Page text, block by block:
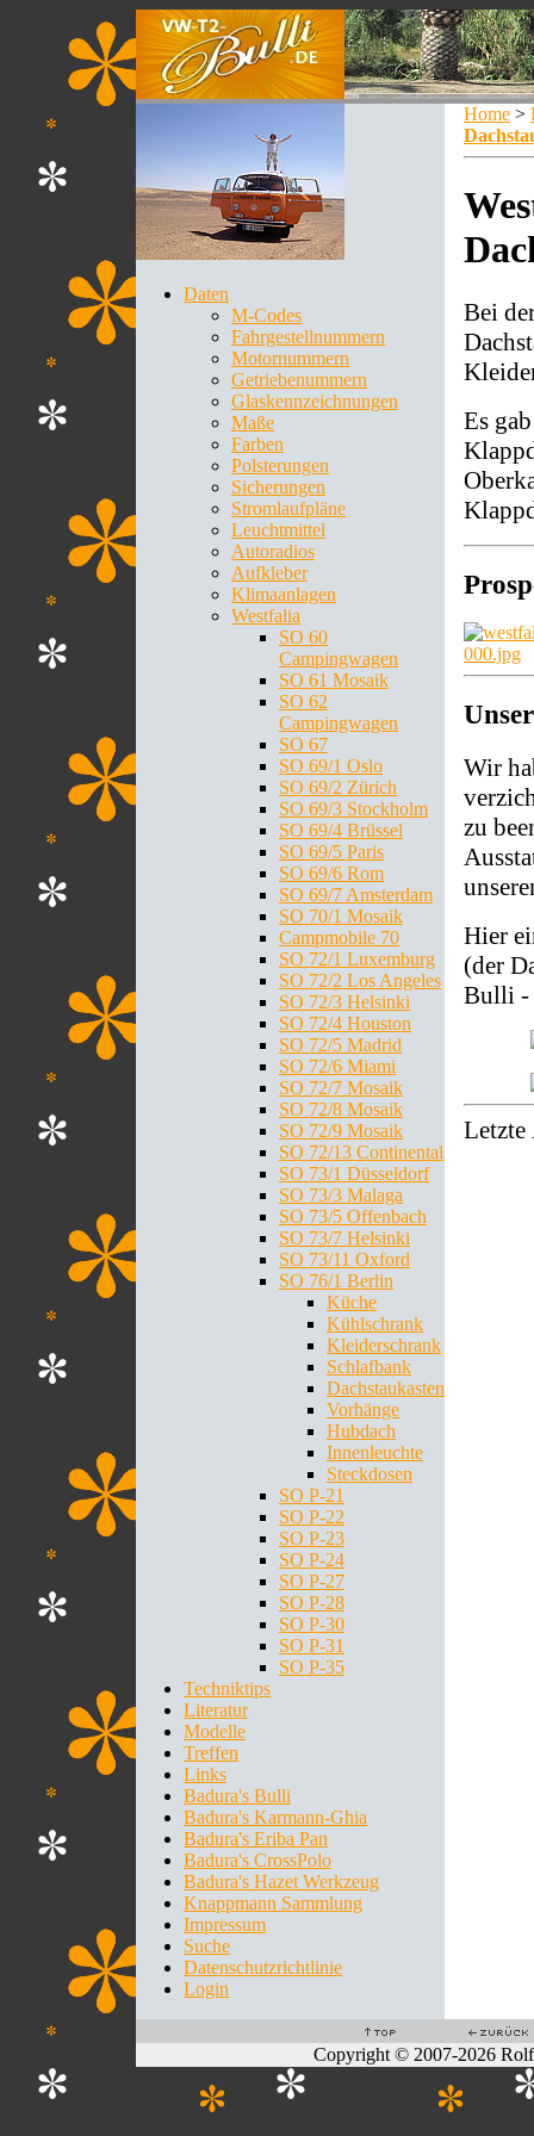
Daten
M-Codes
Fahrgestellnummern
Motornummern
Getriebenummern
Glaskennzeichnungen
Maße
Farben
Polsterungen
Sicherungen
Stromlaufpläne
Leuchtmittel
Autoradios
Aufkleber
Klimaanlagen
Westfalia
SO 60
Campingwagen
SO 61 Mosaik
SO 62
Campingwagen
SO 67
SO 69/1 Oslo
SO 69/2 Zürich
SO 69/3 Stockholm
SO 69/4 Brüssel
SO 69/5 Paris
SO 69/6 Rom
SO 69/7 Amsterdam
SO 70/1 Mosaik
Campmobile 70
SO 72/1 Luxemburg
SO 72/2 Los Angeles
SO 72/3 Helsinki
SO 72/4 Houston
SO 72/5 Madrid
SO 72/6 Miami
SO 72/7 Mosaik
SO 72/8 Mosaik
SO 72/9 Mosaik
SO 72/13 Continental
SO 73/1 Düsseldorf
SO 73/3 Malaga
SO 73/5 Offenbach
SO 73/7 Helsinki
SO 73/11 Oxford
SO 76/1 Berlin
Küche
Kühlschrank
Kleiderschrank
Schlafbank
Dachstaukasten
Vorhänge
Hubdach
Innenleuchte
Steckdosen
SO P-21
SO P-22
SO P-23
SO P-24
SO P-27
SO P-28
SO P-30
SO P-31
SO P-35
Techniktips
Literatur
Modelle
Treffen
Links
Badura's Bulli
Badura's Karmann-Ghia
Badura's Eriba Pan
Badura's CrossPolo
Badura's Hazet Werkzeug
Knappmann Sammlung
Impressum
Suche
Datenschutzrichtlinie
Login
Home >
Bei
Es
Wir
zu
Hier
(der
Bulli -
Letzte
Copyright © 2007-2026